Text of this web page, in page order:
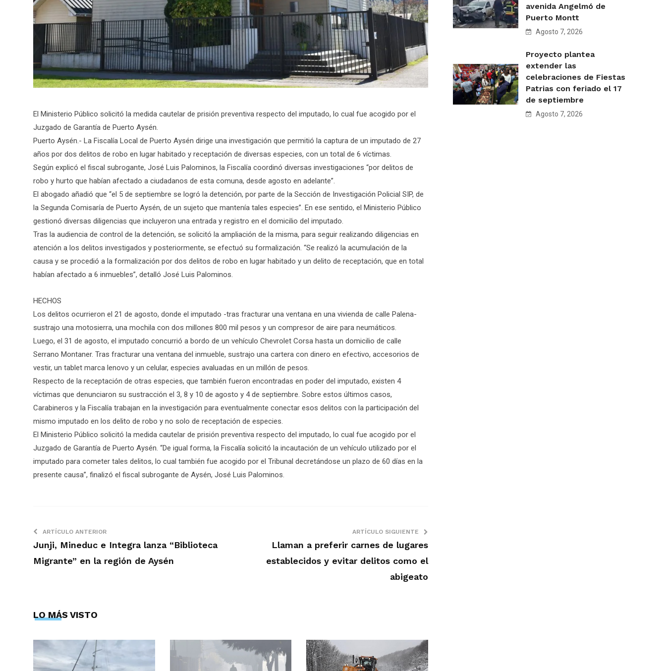
El Ministerio Público solicitó la medida cautelar de prisión preventiva respecto del imputado, lo cual fue acogido por el
Juzgado de Garantía de Puerto Aysén.
Puerto Aysén.- La Fiscalía Local de Puerto Aysén dirige una investigación que permitió la captura de un imputado de 27
años por dos delitos de robo en lugar habitado y receptación de diversas especies, con un total de 6 víctimas.
Según explicó el fiscal subrogante, José Luis Palominos, la Fiscalía coordinó diversas investigaciones “por delitos de
robo y hurto que habían afectado a ciudadanos de esta comuna, desde agosto en adelante”.
El abogado añadió que “el 5 de septiembre se logró la detención, por parte de la Sección de Investigación Policial SIP, de
la Segunda Comisaría de Puerto Aysén, de un sujeto que mantenía tales especies”. En ese sentido, el Ministerio Público
gestionó diversas diligencias que incluyeron una entrada y registro en el domicilio del imputado.
Tras la audiencia de control de la detención, se solicitó la ampliación de la misma, para seguir realizando diligencias en
atención a los delitos investigados y posteriormente, se efectuó su formalización. “Se realizó la acumulación de la
causa y se procedió a la formalización por dos delitos de robo en lugar habitado y un delito de receptación, que en total
habían afectado a 6 inmuebles”, detalló José Luis Palominos.
HECHOS
Los delitos ocurrieron el 21 de agosto, donde el imputado -tras fracturar una ventana en una vivienda de calle Palena-
sustrajo una motosierra, una mochila con dos millones 800 mil pesos y un compresor de aire para neumáticos.
Luego, el 31 de agosto, el imputado concurrió a bordo de un vehículo Chevrolet Corsa hasta un domicilio de calle
Serrano Montaner. Tras fracturar una ventana del inmueble, sustrajo una cartera con dinero en efectivo, accesorios de
vestir, un tablet marca lenovo y un celular, especies avaluadas en un millón de pesos.
Respecto de la receptación de otras especies, que también fueron encontradas en poder del imputado, existen 4
víctimas que denunciaron su sustracción el 3, 8 y 10 de agosto y 4 de septiembre. Sobre estos últimos casos,
Carabineros y la Fiscalía trabajan en la investigación para eventualmente conectar esos delitos con la participación del
mismo imputado en los delito de robo y no solo de receptación de especies.
El Ministerio Público solicitó la medida cautelar de prisión preventiva respecto del imputado, lo cual fue acogido por el
Juzgado de Garantía de Puerto Aysén. “De igual forma, la Fiscalía solicitó la incautación de un vehículo utilizado por el
imputado para cometer tales delitos, lo cual también fue acogido por el Tribunal decretándose un plazo de 60 días en la
presente causa”, finalizó el fiscal subrogante de Aysén, José Luis Palominos.
ARTÍCULO ANTERIOR
Junji, Mineduc e Integra lanza “Biblioteca
Migrante” en la región de Aysén
ARTÍCULO SIGUIENTE
Llaman a preferir carnes de lugares
establecidos y evitar delitos como el
abigeato
LO MÁS VISTO
avenida Angelmó de
Puerto Montt
Agosto 7, 2026
Proyecto plantea
extender las
celebraciones de Fiestas
Patrias con feriado el 17
de septiembre
Agosto 7, 2026